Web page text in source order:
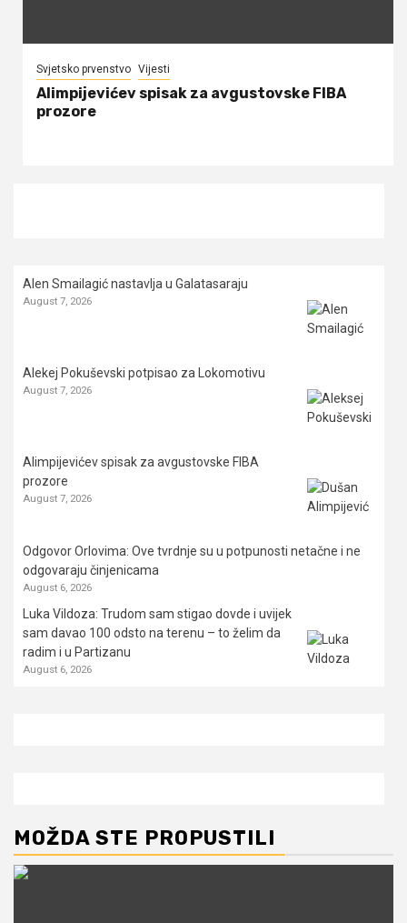
Svjetsko prvenstvo Vijesti
Alimpijevićev spisak za avgustovske FIBA
prozore
Alen Smailagić nastavlja u Galatasaraju
August 7, 2026
Alekej Pokuševski potpisao za Lokomotivu
August 7, 2026
Alimpijevićev spisak za avgustovske FIBA
prozore
August 7, 2026
Odgovor Orlovima: ​Ove tvrdnje su u potpunosti netačne i ne
odgovaraju činjenicama
August 6, 2026
Luka Vildoza: Trudom sam stigao dovde i uvijek
sam davao 100 odsto na terenu – to želim da
radim i u Partizanu
August 6, 2026
MOŽDA STE PROPUSTILI